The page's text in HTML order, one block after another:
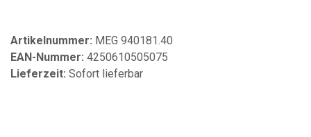
Artikelnummer: MEG 940181.40
EAN-Nummer: 4250610505075
Lieferzeit: Sofort lieferbar